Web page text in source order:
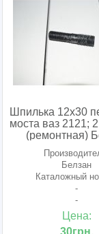
Шпилька 12х30
моста ваз 2121;
(ремонтная)
Белзан
Каталожный
-
-
Цена:
30грн.